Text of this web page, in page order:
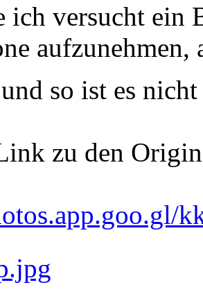
ich versucht
so ist es
zu den